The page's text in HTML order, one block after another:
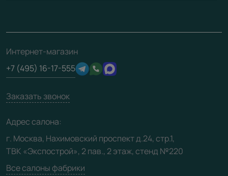
Отзывы клиентов
Техническая информация
Юридическая информация
3D-модели
О фабрике
Сертификаты
Производство
Вакансии
Карта сайта
Интернет-магазин
+7 (495) 16-17-555
Заказать звонок
Адрес салона:
г. Москва, Нахимовский проспект д.24, стр.1,
ТВК «Экспострой», 2 пав., 2 этаж, стенд №220
Все салоны фабрики